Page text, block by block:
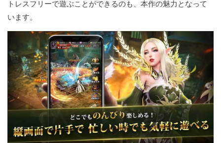
トレスフリーで遊ぶことができるのも、本作の魅力となって
います。